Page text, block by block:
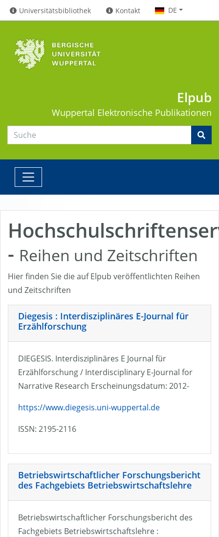
Universitätsbibliothek Kontakt DE
Elpub
Wuppertal Elektronische Publikationen
- Reihen und Zeitschriften
Hier finden Sie die auf Elpub veröffentlichten Reihen
und Zeitschriften
Diegesis : Interdisziplinäres E-Journal für
Erzählforschung
DIEGESIS. Interdisziplinäres E Journal für
Erzählforschung / Interdisciplinary E-Journal for
Narrative Research Erscheinungsdatum: 2012-
https://www.diegesis.uni-wuppertal.de
ISSN: 2195-2116
Betriebswirtschaftlicher Forschungsbericht
des Fachgebiets Betriebswirtschaftslehre
Betriebswirtschaftlicher Forschungsbericht des
Fachgebiets Betriebswirtschaftslehre :